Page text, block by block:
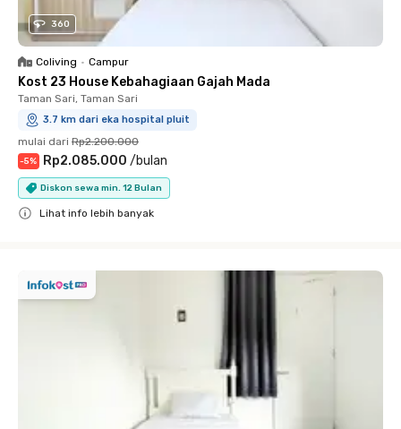
360
Coliving • Campur
Kost 23 House Kebahagiaan Gajah Mada
Taman Sari, Taman Sari
3.7 km dari eka hospital pluit
mulai dari Rp2.200.000
-5% Rp2.085.000 /bulan
Diskon sewa min. 12 Bulan
Lihat info lebih banyak